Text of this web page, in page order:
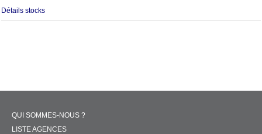
Détails stocks
QUI SOMMES-NOUS ?
LISTE AGENCES